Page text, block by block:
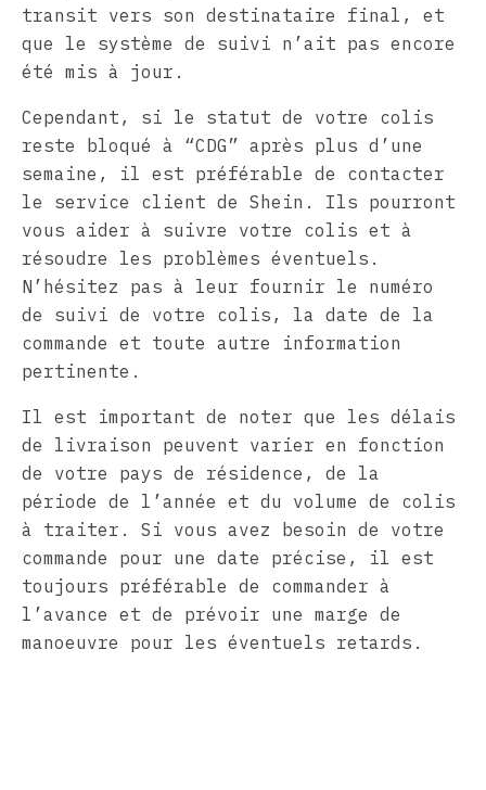
transit vers son destinataire final, et
que le système de suivi n’ait pas encore
été mis à jour.
Cependant, si le statut de votre colis
reste bloqué à “CDG” après plus d’une
semaine, il est préférable de contacter
le service client de Shein. Ils pourront
vous aider à suivre votre colis et à
résoudre les problèmes éventuels.
N’hésitez pas à leur fournir le numéro
de suivi de votre colis, la date de la
commande et toute autre information
pertinente.
Il est important de noter que les délais
de livraison peuvent varier en fonction
de votre pays de résidence, de la
période de l’année et du volume de colis
à traiter. Si vous avez besoin de votre
commande pour une date précise, il est
toujours préférable de commander à
l’avance et de prévoir une marge de
manoeuvre pour les éventuels retards.